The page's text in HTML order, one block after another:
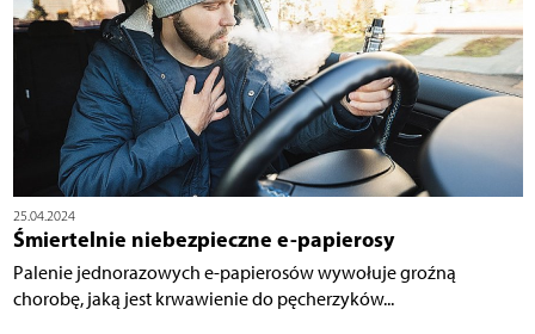
25.04.2024
Śmiertelnie niebezpieczne e-papierosy
Palenie jednorazowych e-papierosów wywołuje groźną
chorobę, jaką jest krwawienie do pęcherzyków...